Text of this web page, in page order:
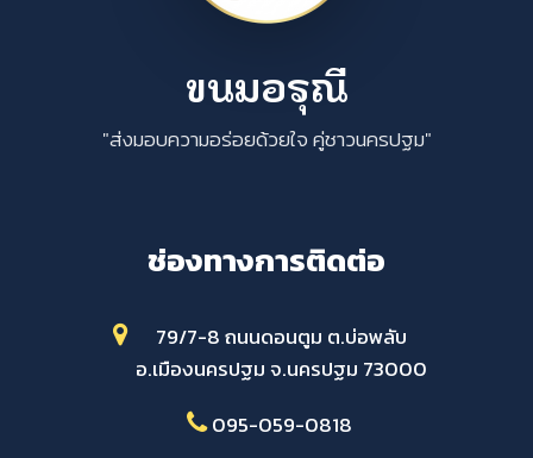
ขนมอรุณี
"ส่งมอบความอร่อยด้วยใจ คู่ชาวนครปฐม"
ช่องทางการติดต่อ
79/7-8 ถนนดอนตูม ต.บ่อพลับ
อ.เมืองนครปฐม จ.นครปฐม 73000
095-059-0818